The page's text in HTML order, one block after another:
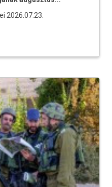
2026.07.23.